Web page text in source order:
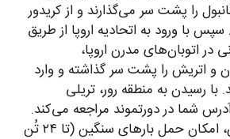
را پشت سر می‌گذارند و از کریدور
سپس با ورود به اتحادیه اروپا از طریق
در اتوبان‌های مدرن اروپا،
و اتریش را پشت سر گذاشته و وارد
رسیدن به منطقه رور، تریلی
آدرس شما در دورتموند مراجعه می‌کند.
نقطه قوت این روش، امکان حمل بارهای سنگین (تا ۲۴ تُن